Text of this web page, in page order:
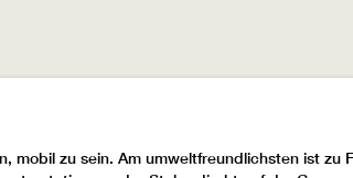
mobil zu sein. Am umweltfreundlichsten ist zu